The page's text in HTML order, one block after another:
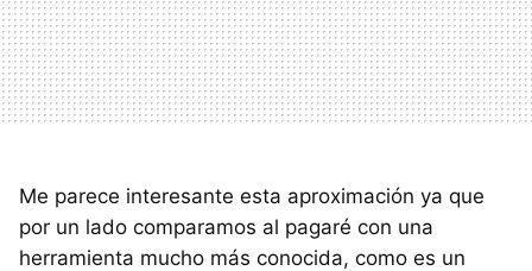
Me parece interesante esta aproximación ya que
por un lado comparamos al pagaré con una
herramienta mucho más conocida, como es un